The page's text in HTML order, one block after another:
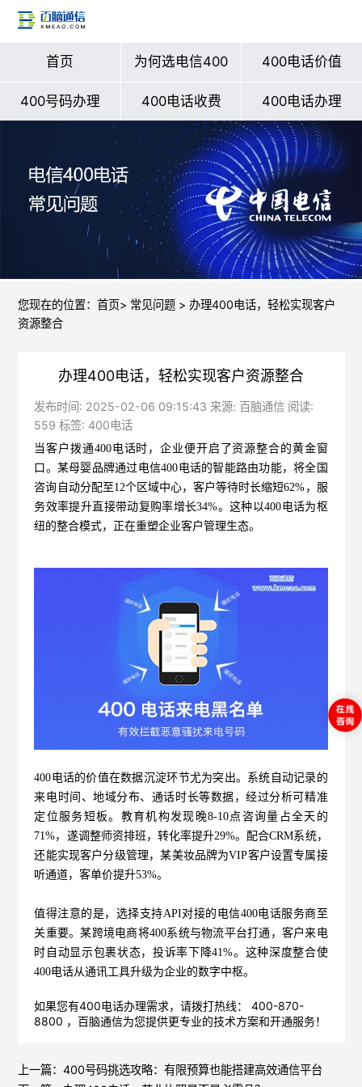
首页 为何选电信400 400电话价值
400号码办理 400电话收费 400电话办理
您现在的位置： 首页> 常见问题> 办理400电话，轻松实现客户
资源整合
办理400电话，轻松实现客户资源整合
发布时间: 2025-02-06 09:15:43 来源: 百脑通信 阅读:
559 标签: 400电话
当客户拨通400电话时，企业便开启了资源整合的黄金窗
口。某母婴品牌通过 电信400电话的智能路由功能，将全国
咨询自动分配至12个区域中心，客户等待时长缩短62%，服
务效率提升直接带动复购率增长34%。这种以400电话为枢
纽的整合模式，正在重塑企业客户管理生态。
400电话的价值在数据沉淀环节尤为突出。系统自动记录的
来电时间、地域分布、通话时长等数据，经过分析可精准
定位服务短板。教育机构发现晚8-10点咨询量占全天的
71%，遂调整师资排班，转化率提升29%。配合CRM系统，
还能实现客户分级管理，某美妆品牌为VIP客户设置专属接
听通道，客单价提升53%。
值得注意的是，选择支持API对接的 电信400电话服务商至
关重要。某跨境电商将400系统与物流平台打通，客户来电
时自动显示包裹状态，投诉率下降41%。这种深度整合使
400电话从通讯工具升级为企业的数字中枢。
如果您有400电话办理需求，请拨打热线： 400-870-
8800 ，百脑通信为您提供更专业的技术方案和开通服务！
上一篇： 400号码挑选攻略：有限预算也能搭建高效通信平台